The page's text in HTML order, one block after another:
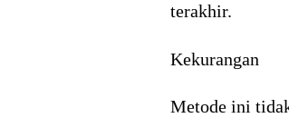
terakhir.
Kekurangan
Metode ini